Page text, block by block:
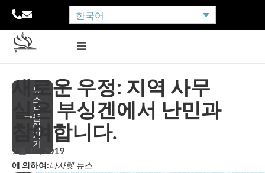
한국어
뉴
스
로
돌
아
가
기
새로운 우정: 지역 사무
실은 부싱겐에서 난민과
참여합니다.
7월 10, 2019
에 의하여:나사렛 뉴스